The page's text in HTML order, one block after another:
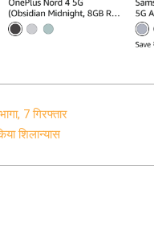
7 गिरफ्तार
शिलान्यास